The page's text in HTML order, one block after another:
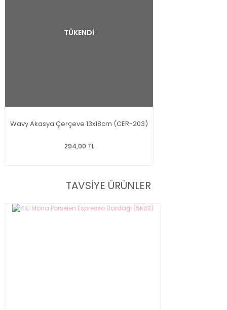
TÜKENDİ
Wavy Akasya Çerçeve 13x18cm (CER-203)
294,00 TL
TAVSİYE ÜRÜNLER